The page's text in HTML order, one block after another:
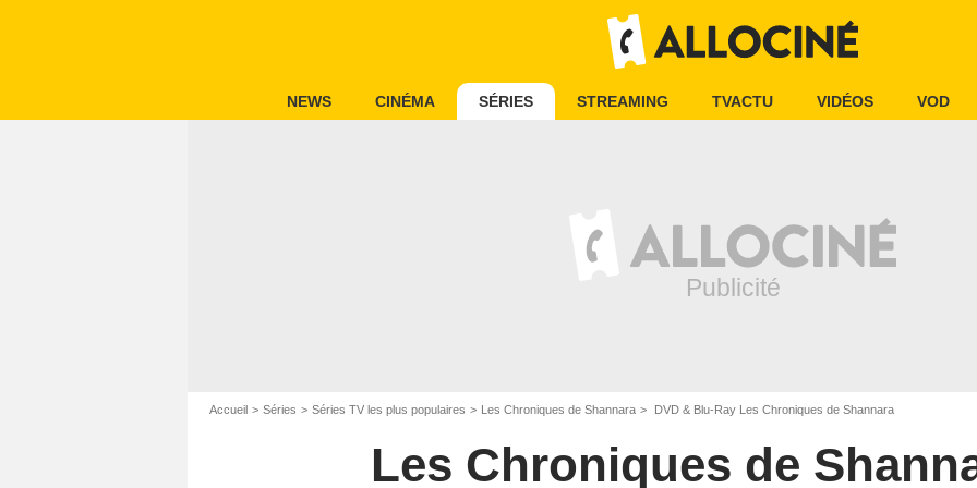
NEWS CINÉMA SÉRIES STREAMING TVACTU VIDÉOS VOD
Accueil Séries Séries TV les plus populaires Les Chroniques de Shannara DVD & Blu-Ray Les Chroniques de Shannara
Les Chroniques de